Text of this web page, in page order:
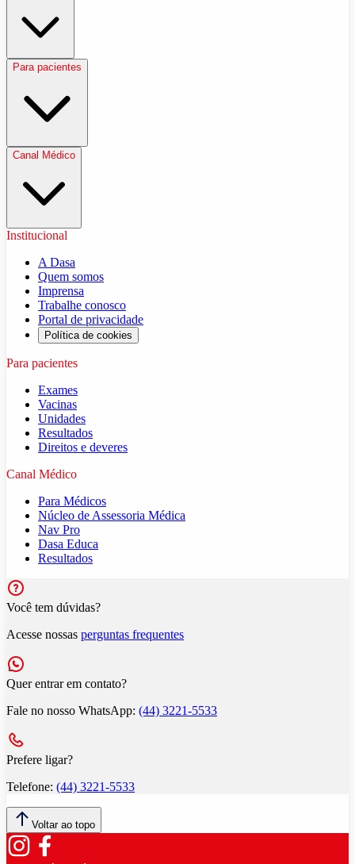
Para pacientes
Canal Médico
Institucional
A Dasa
Quem somos
Imprensa
Trabalhe conosco
Portal de privacidade
Política de cookies
Para pacientes
Exames
Vacinas
Unidades
Resultados
Direitos e deveres
Canal Médico
Para Médicos
Núcleo de Assessoria Médica
Nav Pro
Dasa Educa
Resultados
Você tem dúvidas?
Acesse nossas perguntas frequentes
Quer entrar em contato?
Fale no nosso WhatsApp: (44) 3221-5533
Prefere ligar?
Telefone: (44) 3221-5533
Voltar ao topo